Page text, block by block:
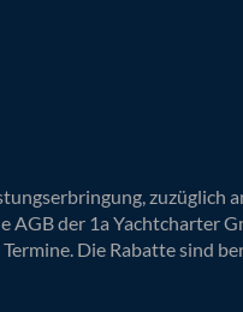
der 1a Yachtcharter
Die Rabatte sind